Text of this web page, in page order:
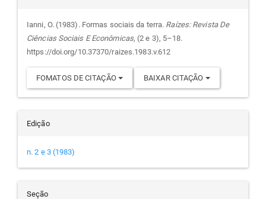
do
artigo
Ianni, O. (1983). Formas sociais da terra. Raízes: Revista De
Ciências Sociais E Econômicas, (2 e 3), 5–18.
https://doi.org/10.37370/raizes.1983.v.612
FOMATOS DE CITAÇÃO BAIXAR CITAÇÃO
Edição
n. 2 e 3 (1983)
Seção